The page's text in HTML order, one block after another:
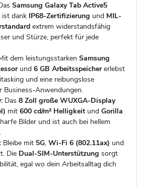
Samsung Galaxy Tab Active5
ist dank IP68-Zertifizierung und MIL-
extrem widerstandsfähig
und Stürze, perfekt für jede
dem leistungsstarken Samsung
und 6 GB Arbeitsspeichererlebst
und eine reibungslose
Business-Anwendungen.
Das 8 Zoll große WUXGA-Display
mit 600 cd/m² Helligkeitund Gorilla
Bilder und ist auch bei hellem
Bleibe mit 5G, Wi-Fi 6 (802.11ax) und
Die Dual-SIM-Unterstützung sorgt
egal wo dein Arbeitsalltag dich